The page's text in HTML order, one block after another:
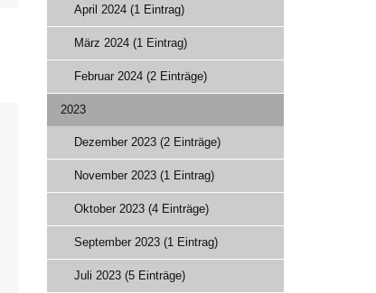
April 2024 (1 Eintrag)
März 2024 (1 Eintrag)
Februar 2024 (2 Einträge)
2023
Dezember 2023 (2 Einträge)
November 2023 (1 Eintrag)
Oktober 2023 (4 Einträge)
September 2023 (1 Eintrag)
Juli 2023 (5 Einträge)